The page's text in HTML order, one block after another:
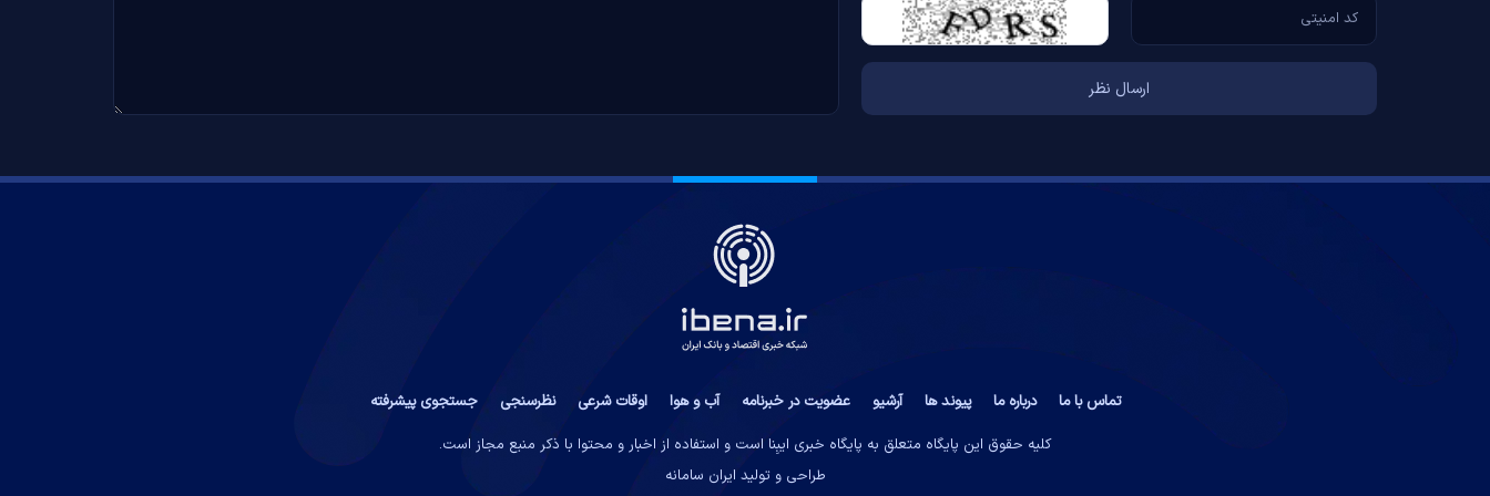
تماس با ما درباره ما پیوند ها آرشیو عضویت در خبرنامه آب و هوا اوقات شرعی نظرسنجی
جستجوی پیشرفته
کلیه حقوق این پایگاه متعلق به پایگاه خبری ایبِنا است و استفاده از اخبار و محتوا با ذکر منبع مجاز است.
طراحی و تولید ایران سامانه